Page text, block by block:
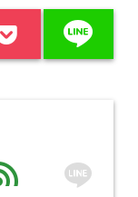
line
line